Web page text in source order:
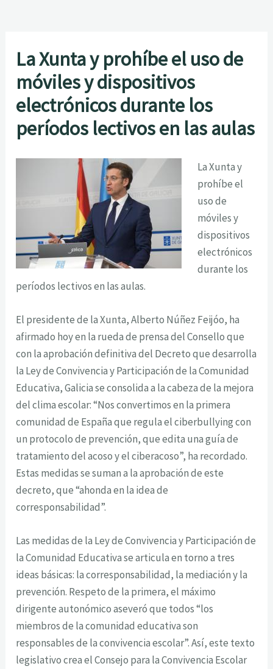
La Xunta y prohíbe el uso de
móviles y dispositivos
electrónicos durante los
períodos lectivos en las aulas
La Xunta y
prohíbe el
uso de
móviles y
dispositivos
electrónicos
durante los
períodos lectivos en las aulas.
El presidente de la Xunta, Alberto Núñez Feijóo, ha
afirmado hoy en la rueda de prensa del Consello que
con la aprobación definitiva del Decreto que desarrolla
la Ley de Convivencia y Participación de la Comunidad
Educativa, Galicia se consolida a la cabeza de la mejora
del clima escolar: “Nos convertimos en la primera
comunidad de España que regula el ciberbullying con
un protocolo de prevención, que edita una guía de
tratamiento del acoso y el ciberacoso”, ha recordado.
Estas medidas se suman a la aprobación de este
decreto, que “ahonda en la idea de
corresponsabilidad”.
Las medidas de la Ley de Convivencia y Participación de
la Comunidad Educativa se articula en torno a tres
ideas básicas: la corresponsabilidad, la mediación y la
prevención. Respeto de la primera, el máximo
dirigente autonómico aseveró que todos “los
miembros de la comunidad educativa son
responsables de la convivencia escolar”. Así, este texto
legislativo crea el Consejo para la Convivencia Escolar